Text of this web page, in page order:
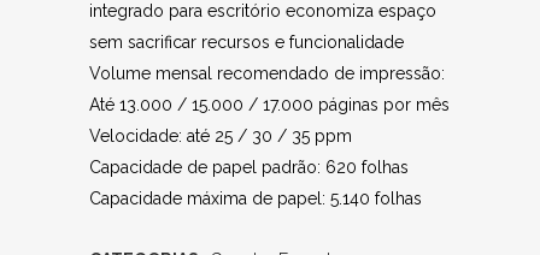
integrado para escritório economiza espaço
sem sacrificar recursos e funcionalidade
Volume mensal recomendado de impressão:
Até 13.000 / 15.000 / 17.000 páginas por mês
Velocidade: até 25 / 30 / 35 ppm
Capacidade de papel padrão: 620 folhas
Capacidade máxima de papel: 5.140 folhas